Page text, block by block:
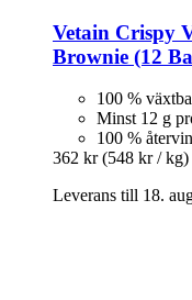
Vetain Crispy
Brownie (12
100 %
Minst 12 g
100 %
362 kr (548 kr / kg)
Leverans till 18.